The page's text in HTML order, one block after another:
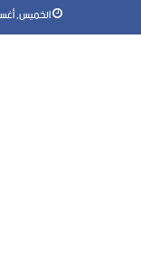
الخميس,